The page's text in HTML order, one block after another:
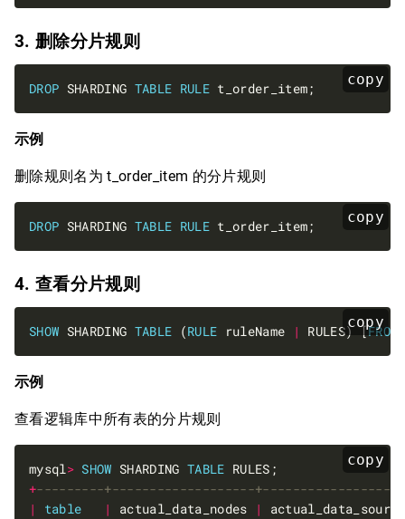
3. 删除分片规则
copy
DROP SHARDING TABLE RULE
示例
删除规则名为 t_order_item 的分片规则
copy
DROP SHARDING TABLE RULE
4. 查看分片规则
copy
SHOW SHARDING TABLE (RULE ruleName | RULES) [FROM
示例
查看逻辑库中所有表的分片规则
copy
mysql> SHOW SHARDING TABLE
+
|
table | actual_data_nodes |